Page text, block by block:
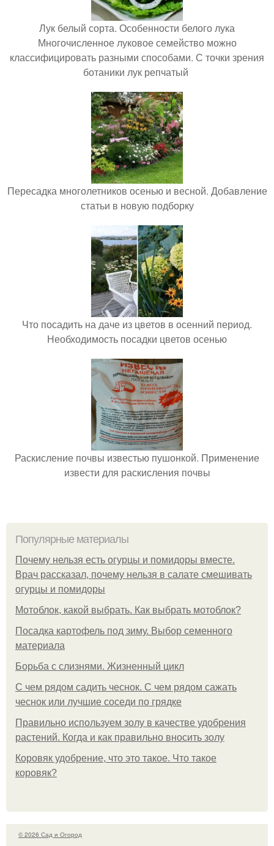
Лук белый сорта. Особенности белого лука
Многочисленное луковое семейство можно
классифицировать разными способами. С точки зрения
ботаники лук репчатый
Пересадка многолетников осенью и весной. Добавление
статьи в новую подборку
Что посадить на даче из цветов в осенний период.
Необходимость посадки цветов осенью
Раскисление почвы известью пушонкой. Применение
извести для раскисления почвы
Популярные материалы
Почему нельзя есть огурцы и помидоры вместе.
Врач рассказал, почему нельзя в салате смешивать
огурцы и помидоры
Мотоблок, какой выбрать. Как выбрать мотоблок?
Посадка картофель под зиму. Выбор семенного
материала
Борьба с слизнями. Жизненный цикл
С чем рядом садить чеснок. С чем рядом сажать
чеснок или лучшие соседи по грядке
Правильно используем золу в качестве удобрения
растений. Когда и как правильно вносить золу
Коровяк удобрение, что это такое. Что такое
коровяк?
© 2026 Сад и Огород